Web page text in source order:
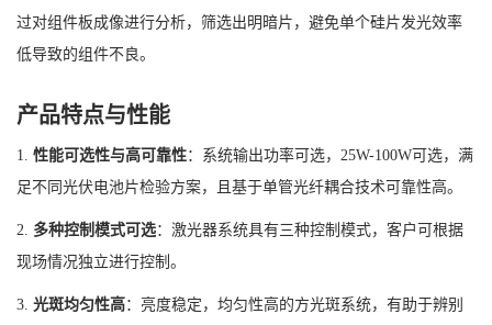
过对组件板成像进行分析，筛选出明暗片，避免单个硅片发光效率
低导致的组件不良。
产品特点与性能
1. 性能可选性与高可靠性：系统输出功率可选，25W-100W可选，满
足不同光伏电池片检验方案，且基于单管光纤耦合技术可靠性高。
2. 多种控制模式可选：激光器系统具有三种控制模式，客户可根据
现场情况独立进行控制。
3. 光斑均匀性高：亮度稳定，均匀性高的方光斑系统，有助于辨别